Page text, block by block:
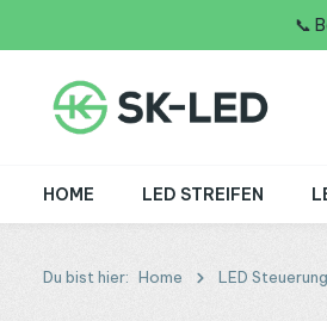
📞
HOME LED STREIFEN
Du bist hier: Home LED Steuerung